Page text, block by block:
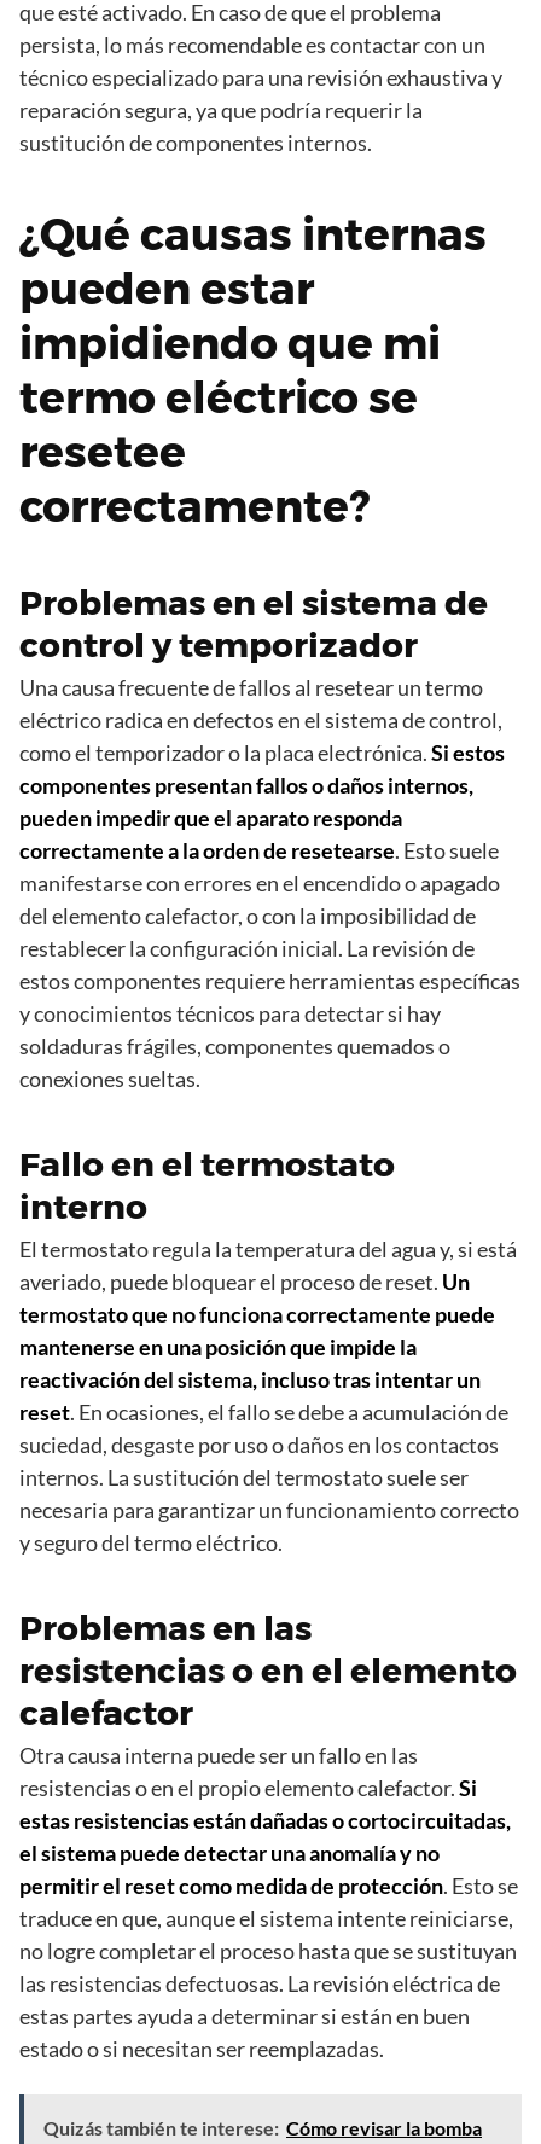
que esté activado. En caso de que el problema
persista, lo más recomendable es contactar con un
técnico especializado para una revisión exhaustiva y
reparación segura, ya que podría requerir la
sustitución de componentes internos.
¿Qué causas internas
pueden estar
impidiendo que mi
termo eléctrico se
resetee
correctamente?
Problemas en el sistema de
control y temporizador
Una causa frecuente de fallos al resetear un termo
eléctrico radica en defectos en el sistema de control,
como el temporizador o la placa electrónica.Si estos
componentes presentan fallos o daños internos,
pueden impedir que el aparato responda
correctamente a la orden de resetearse. Esto suele
manifestarse con errores en el encendido o apagado
del elemento calefactor, o con la imposibilidad de
restablecer la configuración inicial. La revisión de
estos componentes requiere herramientas específicas
y conocimientos técnicos para detectar si hay
soldaduras frágiles, componentes quemados o
conexiones sueltas.
Fallo en el termostato
interno
El termostato regula la temperatura del agua y, si está
averiado, puede bloquear el proceso de reset. Un
termostato que no funciona correctamente puede
mantenerse en una posición que impide la
reactivación del sistema, incluso tras intentar un
reset. En ocasiones, el fallo se debe a acumulación de
suciedad, desgaste por uso o daños en los contactos
internos. La sustitución del termostato suele ser
necesaria para garantizar un funcionamiento correcto
y seguro del termo eléctrico.
Problemas en las
resistencias o en el elemento
calefactor
Otra causa interna puede ser un fallo en las
resistencias o en el propio elemento calefactor.Si
estas resistencias están dañadas o cortocircuitadas,
el sistema puede detectar una anomalía y no
permitir el reset como medida de protección. Esto se
traduce en que, aunque el sistema intente reiniciarse,
no logre completar el proceso hasta que se sustituyan
las resistencias defectuosas. La revisión eléctrica de
estas partes ayuda a determinar si están en buen
estado o si necesitan ser reemplazadas.
Quizás también te interese: Cómo revisar la bomba